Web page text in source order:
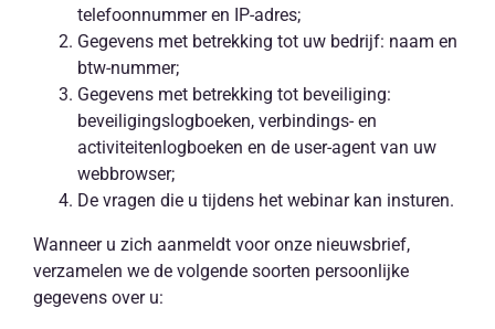
telefoonnummer en IP-adres;
Gegevens met betrekking tot uw bedrijf: naam en
btw-nummer;
Gegevens met betrekking tot beveiliging:
beveiligingslogboeken, verbindings- en
activiteitenlogboeken en de user-agent van uw
webbrowser;
De vragen die u tijdens het webinar kan insturen.
Wanneer u zich aanmeldt voor onze nieuwsbrief,
verzamelen we de volgende soorten persoonlijke
gegevens over u: